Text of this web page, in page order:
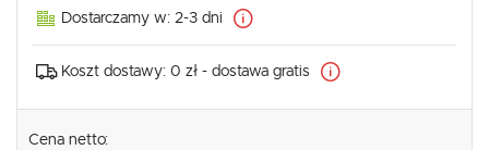
Dostarczamy w: 2-3 dni
Koszt dostawy: 0 zł - dostawa gratis
Cena netto: